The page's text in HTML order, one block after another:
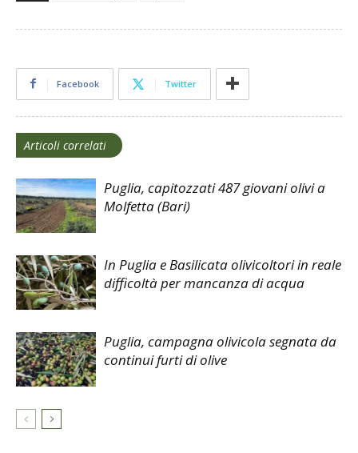
Facebook Twitter
Articoli correlati
Puglia, capitozzati 487 giovani olivi a
Molfetta (Bari)
In Puglia e Basilicata olivicoltori in reale
difficoltà per mancanza di acqua
Puglia, campagna olivicola segnata da
continui furti di olive